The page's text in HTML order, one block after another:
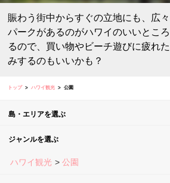
賑わう街中からすぐの立地にも、広
パークがあるのがハワイのいいとこ
るので、買い物やビーチ遊びに疲れ
みするのもいいかも？
トップ ハワイ観光 公園
島・エリアを選ぶ
ジャンルを選ぶ
ハワイ観光 公園